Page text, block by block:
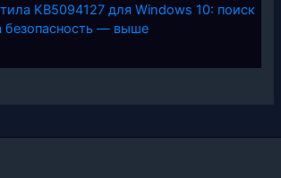
KB5094127 для Windows 10: поиск
безопасность — выше